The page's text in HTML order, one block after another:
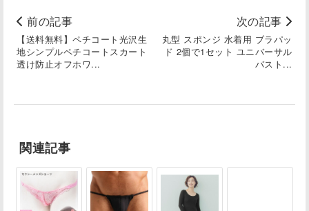
前の記事
【送料無料】ペチコート光沢生
地シンプルペチコートスカート
透け防止オフホワ...
次の記事
丸型 スポンジ 水着用 ブラパッ
ド 2個で1セット ユニバーサル
バスト...
関連記事